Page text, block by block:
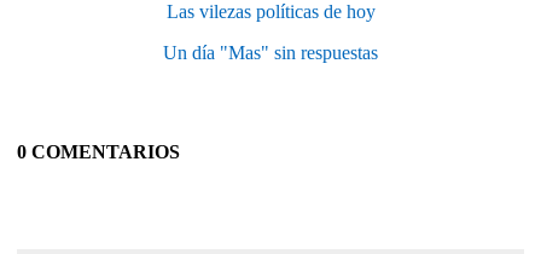
Las vilezas políticas de hoy
Un día "Mas" sin respuestas
0 COMENTARIOS